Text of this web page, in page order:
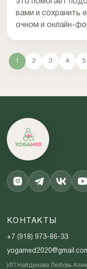
это помогает
вами и сохранить
очном и онлайн-
1 2 3 4 5
КОНТАКТЫ
+7 (918) 973-86-33
ИП Найденова Любовь